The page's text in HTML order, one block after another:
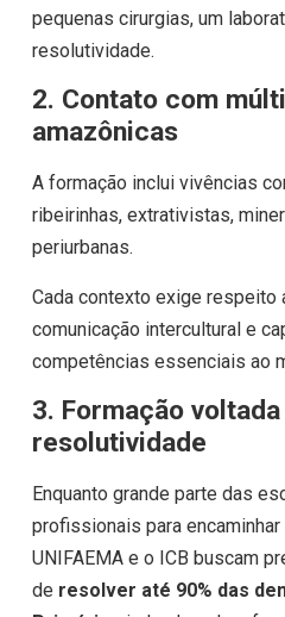
pequenas cirurgias, um
resolutividade.
2. Contato com
amazônicas
A formação inclui vivências
ribeirinhas, extrativistas,
periurbanas.
Cada contexto exige
comunicação intercultural e
competências essenciais ao
3. Formação
resolutividade
Enquanto grande parte das
profissionais para
UNIFAEMA e o ICB buscam
de resolver até 90% das